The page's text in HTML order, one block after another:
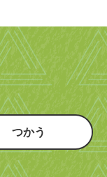
つかう